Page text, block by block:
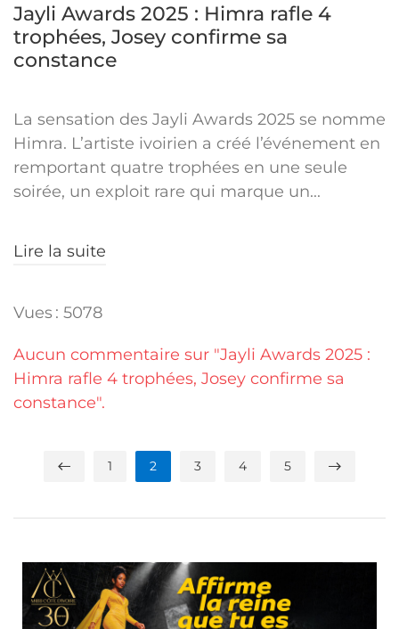
Jayli Awards 2025 : Himra rafle 4
trophées, Josey confirme sa
constance
La sensation des Jayli Awards 2025 se nomme
Himra. L’artiste ivoirien a créé l’événement en
remportant quatre trophées en une seule
soirée, un exploit rare qui marque un...
Lire la suite
Vues : 5078
Aucun commentaire sur "Jayli Awards 2025 :
Himra rafle 4 trophées, Josey confirme sa
constance".
1 2 3 4 5